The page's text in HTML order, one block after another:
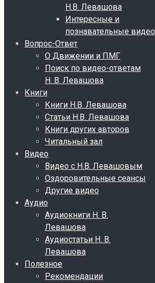
Н.В. Левашова
Интересные и
познавательные видео
Вопрос-Ответ
О Движении и ПМГ
Поиск по видео-ответам
Н. В. Левашова
Книги
Книги Н.В. Левашова
Статьи Н.В. Левашова
Книги других авторов
Читальный зал
Видео
Видео с Н.В. Левашовым
Оздоровительные сеансы
Другие видео
Аудио
Аудиокниги Н. В.
Левашова
Аудиостатьи Н. В.
Левашова
Полезное
Рекомендации